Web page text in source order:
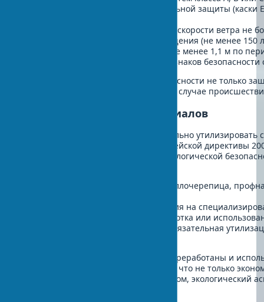
Применение средств индивидуальной защиты (каски
Работу только в сухую погоду при скорости ветра не
Обеспечение достаточного освещения (не менее 150
Установку ограждений высотой не менее 1,1 м по
Размещение предупреждающих знаков безопасности
Соблюдение всех требований безопасности не только
убережет от юридических проблем в случае
Утилизация старых материалов
После демонтажа необходимо правильно
соответствии с требованиями европейской директивы
сортировка отходов способствует экологической
Металлические материалы (металлочерепица,
Битумные материалы – утилизация на
Деревянные элементы – переработка или
Фиброцементные материалы – обязательная
Некоторые материалы могут быть переработаны и
принципам циркулярной экономики, что не только
экологическую нагрузку. Таким образом, экологический